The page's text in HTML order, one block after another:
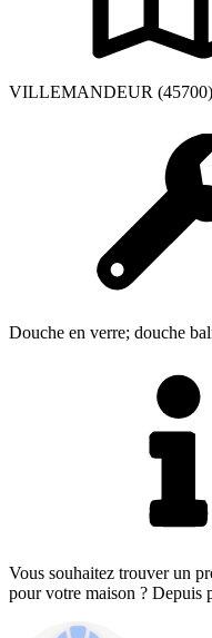
VILLEMANDEUR (45700)
Douche en verre; douche
Vous souhaitez trouver un
pour votre maison ? Depuis